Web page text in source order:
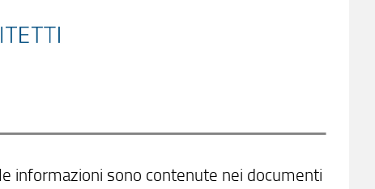
informazioni sono contenute nei documenti